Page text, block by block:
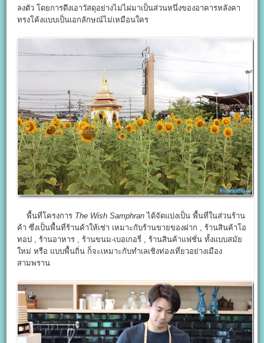
ลงตัว โดยการดึงเอาวัสดุอย่างไม่ไผ่มาเป็นส่วนหนึ่งของอาคารหลังคา
ทรงโค้งแบบเป็นเอกลักษณ์ไม่เหมือนใคร
พื้นที่โครงการ The Wish Samphran ได้จัดแบ่งเป็น พื้นที่ในส่วนร้าน
ค้า ซึ่งเป็นพื้นที่ร้านค้าให้เช่า เหมาะกับร้านขายของฝาก , ร้านสินค้าโอ
ทอป , ร้านอาหาร , ร้านขนม-เบอเกอรี่ , ร้านสินค้าแฟชั่น ทั้งแบบสมัย
ใหม่ หรือ แบบพื้นถิ่น ก็จะเหมาะกับทำเลเชิงท่องเที่ยวอย่างเมือง
สามพราน